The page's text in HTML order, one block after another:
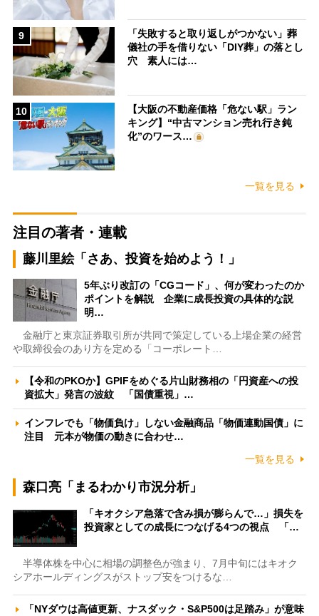
9
「失敗すると取り返しがつかない」葬
儀社の手を借りない「DIY葬」の落とし
穴 素人には…
10
【大阪の不動産価格「危ない駅」ラン
キング】“中古マンション売れ行き鈍
化”のワース…
一覧を見る
注目の著者・連載
藤川里絵「さあ、投資を始めよう！」
5年ぶり改訂の「CGコード」、何が変わったのか
ポイントを解説 企業に成長投資の具体的な説
明…
金融庁と東京証券取引所が共同で策定している上場企業の経営
や取締役会のあり方を定める「コーポレート…
【令和のPKOか】GPIFをめぐる片山財務相の「円資産への投
資拡大」発言の波紋 「国債重視」…
インフレでも「物価負け」しない金融商品「物価連動国債」に
注目 元本が物価の動きに合わせ…
一覧を見る
森口亮「まるわかり市況分析」
「キオクシア急落で含み損が膨らんで…」損失を
投資家としての成長につなげる4つの視点 「…
半導体株を中心に相場の調整色が強まり、7月中旬にはキオク
シアホールディングスがストップ安をつけるな…
「NYダウは高値更新、ナスダック・S&P500は足踏み」が意味